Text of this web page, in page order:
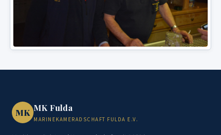
MK MK Fulda
MARINEKAMERADSCHAFT FULDA E.V.